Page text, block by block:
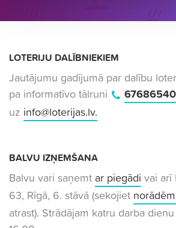
LOTERIJU DALĪBNIEKIEM
Jautājumu gadījumā par dalību
pa informatīvo tālruni
67686540
uz info@loterijas.lv.
BALVU IZŅEMŠANA
Balvu vari saņemt ar piegādi vai arī
63, Rīgā, 6. stāvā (sekojiet
atrast). Strādājam katru darba